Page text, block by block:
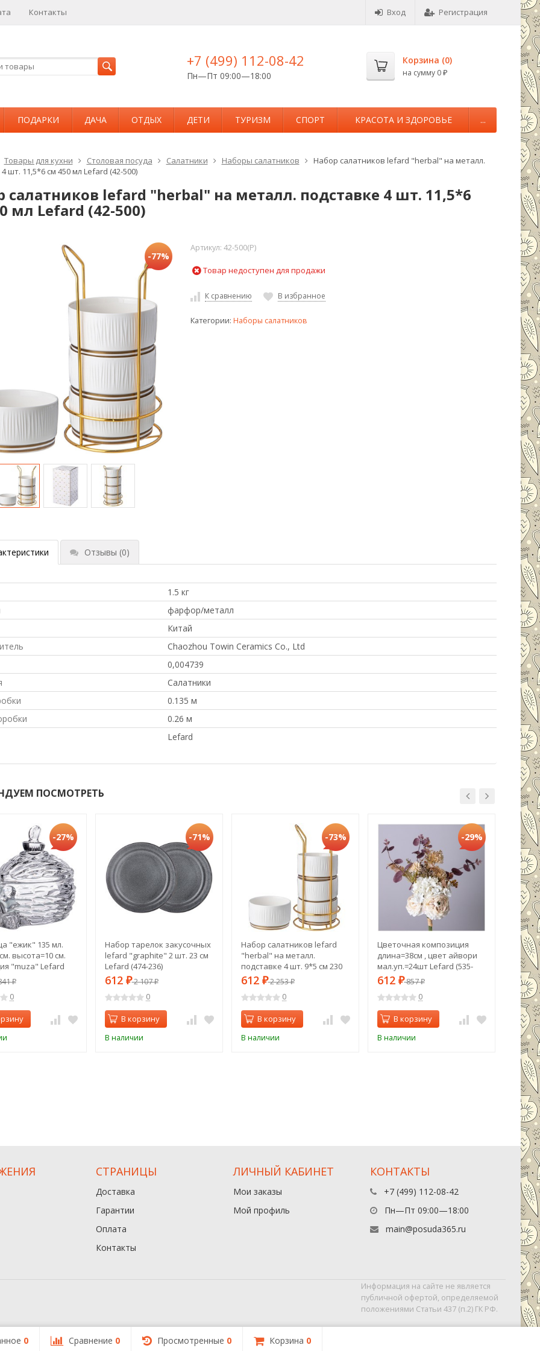
Контакты Вход Регистрация
+7 (499) 112-08-42
Пн—Пт 09:00—18:00
Корзина (0)
на сумму 0 ₽
ПОДАРКИ ДАЧА ОТДЫХ ДЕТИ ТУРИЗМ СПОРТ КРАСОТА И ЗДОРОВЬЕ ...
Товары для кухни Столовая посуда Салатники Наборы салатников
Набор салатников lefard "herbal" на металл.
шт. 11,5*6 см 450 мл Lefard (42-500)
салатников lefard "herbal" на металл. подставке 4 шт. 11,5*6
мл Lefard (42-500)
-77%
Артикул: 42-500(P)
Товар недоступен для продажи
К сравнению В избранное
Категории: Наборы салатников
Отзывы (0)
1.5 кг
фарфор/металл
Китай
Chaozhou Towin Ceramics Co., Ltd
0,004739
Салатники
0.135 м
0.26 м
Lefard
ПОСМОТРЕТЬ
-27%
"ежик" 135 мл.
высота=10 см.
"muza" Lefard
₽
0
-71%
Набор тарелок закусочных
lefard "graphite" 2 шт. 23 см
Lefard (474-236)
612 ₽2 107₽
0
В корзину
В наличии
-73%
Набор салатников lefard
"herbal" на металл.
подставке 4 шт. 9*5 см 230
мл Lefard (42-498)
612 ₽2 253₽
0
В корзину
В наличии
-29%
Цветочная композиция
длина=38см , цвет айвори
мал.уп.=24шт Lefard (535-
394)
612 ₽857₽
0
В корзину
В наличии
farm"
(359-
612₽
В
В
СТРАНИЦЫ
Доставка
Гарантии
Оплата
Контакты
ЛИЧНЫЙ КАБИНЕТ
Мои заказы
Мой профиль
КОНТАКТЫ
+7 (499) 112-08-42
Пн—Пт 09:00—18:00
main@posuda365.ru
Информация на сайте не является
публичной офертой, определяемой
положениями Статьи 437 (п.2) ГК РФ.
0 Сравнение 0 Просмотренные 0 Корзина 0